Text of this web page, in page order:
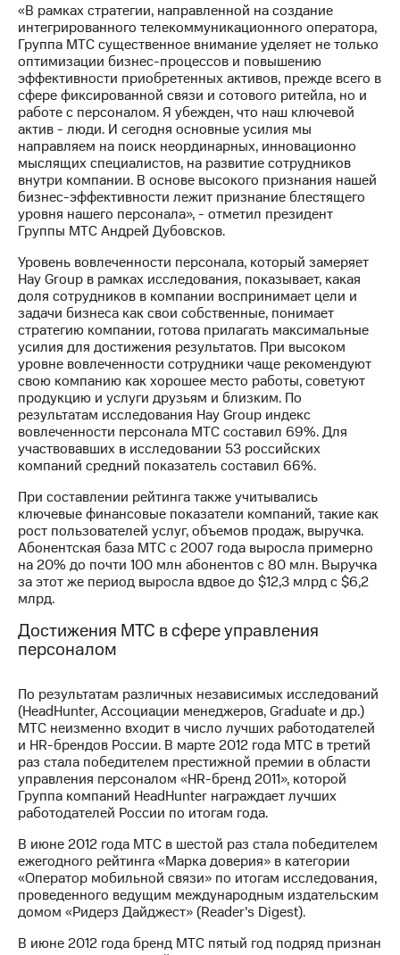
аудит
Рынок
акций
Описание
Программа
приобретения
Порядок
выкупа
акций
Дивиденды
Рынок
облигаций
Еврооблигации-2023
Уведомление
о
погашении
именных
облигаций
Другое
Регистратор
Реквизиты
Контакты
развитие
деловая этика
На главную
«В рамках стратегии, направленной на создание
интегрированного телекоммуникационного оператора,
Группа МТС существенное внимание уделяет не только
оптимизации бизнес-процессов и повышению
эффективности приобретенных активов, прежде всего в
сфере фиксированной связи и сотового ритейла, но и
работе с персоналом. Я убежден, что наш ключевой
актив - люди. И сегодня основные усилия мы
направляем на поиск неординарных, инновационно
мыслящих специалистов, на развитие сотрудников
внутри компании. В основе высокого признания нашей
бизнес-эффективности лежит признание блестящего
уровня нашего персонала», - отметил президент
Группы МТС Андрей Дубовсков.
Уровень вовлеченности персонала, который замеряет
Hay Group в рамках исследования, показывает, какая
доля сотрудников в компании воспринимает цели и
задачи бизнеса как свои собственные, понимает
стратегию компании, готова прилагать максимальные
усилия для достижения результатов. При высоком
уровне вовлеченности сотрудники чаще рекомендуют
свою компанию как хорошее место работы, советуют
продукцию и услуги друзьям и близким. По
результатам исследования Hay Group индекс
вовлеченности персонала МТС составил 69%. Для
участвовавших в исследовании 53 российских
компаний средний показатель составил 66%.
При составлении рейтинга также учитывались
ключевые финансовые показатели компаний, такие как
рост пользователей услуг, объемов продаж, выручка.
Абонентская база МТС с 2007 года выросла примерно
на 20% до почти 100 млн абонентов с 80 млн. Выручка
за этот же период выросла вдвое до $12,3 млрд с $6,2
млрд.
Достижения МТС в сфере управления
персоналом
По результатам различных независимых исследований
(HeadHunter, Ассоциации менеджеров, Graduate и др.)
МТС неизменно входит в число лучших работодателей
и HR-брендов России. В марте 2012 года МТС в третий
раз стала победителем престижной премии в области
управления персоналом «HR-бренд 2011», которой
Группа компаний HeadHunter награждает лучших
работодателей России по итогам года.
В июне 2012 года МТС в шестой раз стала победителем
ежегодного рейтинга «Марка доверия» в категории
«Оператор мобильной связи» по итогам исследования,
проведенного ведущим международным издательским
домом «Ридерз Дайджест» (Reader’s Digest).
В июне 2012 года бренд МТС пятый год подряд признан